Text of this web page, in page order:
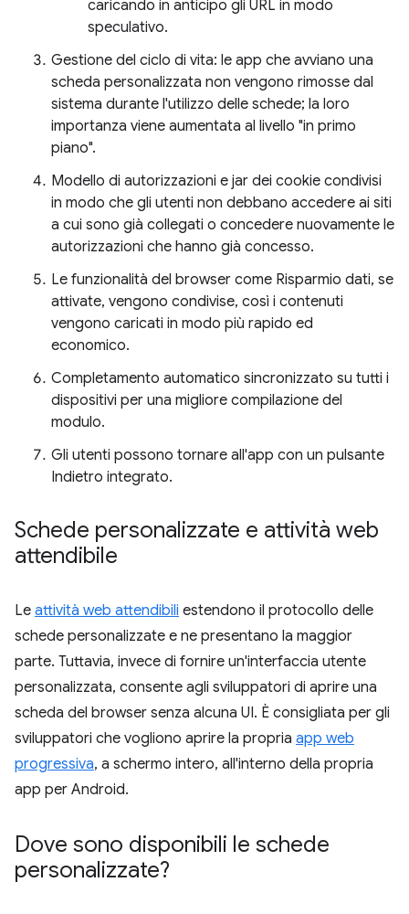
caricando in anticipo gli URL in modo
speculativo.
Gestione del ciclo di vita: le app che avviano una
scheda personalizzata non vengono rimosse dal
sistema durante l'utilizzo delle schede; la loro
importanza viene aumentata al livello "in primo
piano".
Modello di autorizzazioni e jar dei cookie condivisi
in modo che gli utenti non debbano accedere ai siti
a cui sono già collegati o concedere nuovamente le
autorizzazioni che hanno già concesso.
Le funzionalità del browser come Risparmio dati, se
attivate, vengono condivise, così i contenuti
vengono caricati in modo più rapido ed
economico.
Completamento automatico sincronizzato su tutti i
dispositivi per una migliore compilazione del
modulo.
Gli utenti possono tornare all'app con un pulsante
Indietro integrato.
Schede personalizzate e attività web
attendibile
Le attività web attendibili estendono il protocollo delle
schede personalizzate e ne presentano la maggior
parte. Tuttavia, invece di fornire un'interfaccia utente
personalizzata, consente agli sviluppatori di aprire una
scheda del browser senza alcuna UI. È consigliata per gli
sviluppatori che vogliono aprire la propria app web
progressiva, a schermo intero, all'interno della propria
app per Android.
Dove sono disponibili le schede
personalizzate?